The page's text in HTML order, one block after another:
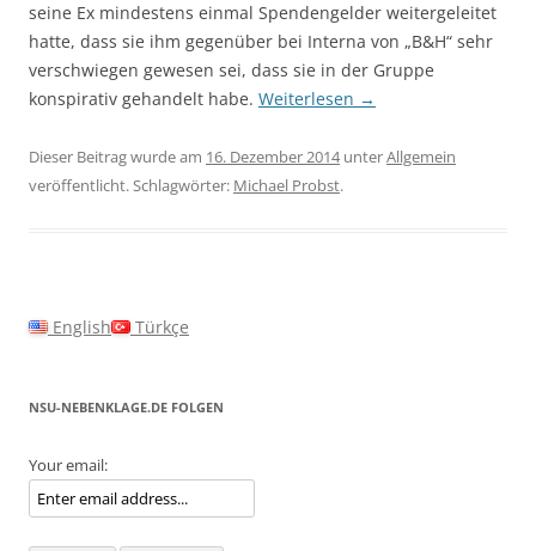
seine Ex mindestens einmal Spendengelder weitergeleitet
hatte, dass sie ihm gegenüber bei Interna von „B&H“ sehr
verschwiegen gewesen sei, dass sie in der Gruppe
konspirativ gehandelt habe. Weiterlesen →
Dieser Beitrag wurde am 16. Dezember 2014unterAllgemein
veröffentlicht. Schlagwörter: Michael Probst.
English Türkçe
NSU-NEBENKLAGE.DE FOLGEN
Your email: